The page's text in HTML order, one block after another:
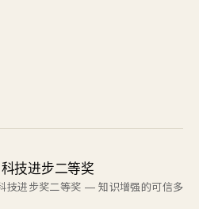
技进步二等奖
技进步奖二等奖 — 知识增强的可信多